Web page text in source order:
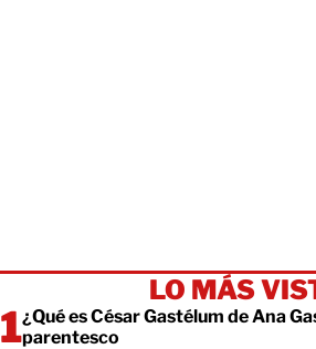
LO MÁS
¿Qué es César Gastélum de Ana
parentesco